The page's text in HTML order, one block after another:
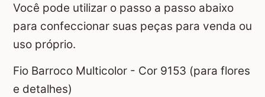
Você pode utilizar o passo a passo abaixo
para confeccionar suas peças para venda ou
uso próprio.
Fio Barroco Multicolor - Cor 9153 (para flores
e detalhes)